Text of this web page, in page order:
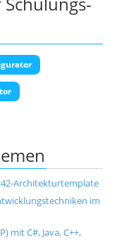
Architekturtemplate
im
mit C#, Java, C++,